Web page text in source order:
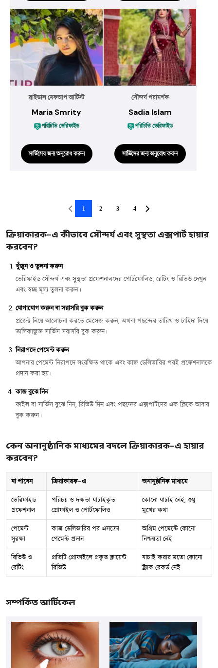
ব্রাইডাল মেকআপ আর্টিস্ট
Maria Smrity
পরিচিতি ভেরিফাইড
সার্ভিসের জন্য অনুরোধ করুন
সৌন্দর্য পরামর্শক
Sadia Islam
পরিচিতি ভেরিফাইড
সার্ভিসের জন্য অনুরোধ করুন
1 2 3 4
ক্রিয়াকারক-এ কীভাবে সৌন্দর্য এবং সুস্থতা এক্সপার্ট হায়ার
করবেন?
খুঁজুন ও তুলনা করুন
ভেরিফাইড সৌন্দর্য এবং সুস্থতা প্রফেশনালদের পোর্টফোলিও, রেটিং ও রিভিউ দেখুন
এবং স্বচ্ছ মূল্য তুলনা করুন।
যোগাযোগ করুন বা সরাসরি বুক করুন
প্রজেক্ট নিয়ে আলোচনা করতে মেসেজ করুন, অথবা পছন্দের তারিখ ও চাহিদা দিয়ে
তালিকাভুক্ত সার্ভিস সরাসরি বুক করুন।
নিরাপদে পেমেন্ট করুন
আপনার পেমেন্ট নিরাপদে সংরক্ষিত থাকে এবং কাজ ডেলিভারির পরই প্রফেশনালকে
প্রদান করা হয়।
কাজ বুঝে নিন
ফাইল বা সার্ভিস বুঝে নিন, রিভিউ দিন এবং পছন্দের এক্সপার্টদের এক ক্লিকে আবার
বুক করুন।
কেন অনানুষ্ঠানিক মাধ্যমের বদলে ক্রিয়াকারক-এ হায়ার
করবেন?
যা পাবেন ক্রিয়াকারক-এ অনানুষ্ঠানিক মাধ্যমে
ভেরিফাইড
প্রফেশনাল
পরিচয় ও দক্ষতা যাচাইকৃত
প্রোফাইল ও পোর্টফোলিও
কোনো যাচাই নেই, শুধু
মুখের কথা
পেমেন্ট
সুরক্ষা
কাজ ডেলিভারির পর এসক্রো
পেমেন্ট প্রদান
অগ্রিম পেমেন্টে কোনো
নিশ্চয়তা নেই
রিভিউ ও
রেটিং
প্রতিটি প্রোফাইলে প্রকৃত ক্লায়েন্ট
রিভিউ
যাচাই করার মতো কোনো
ট্র্যাক রেকর্ড নেই
সম্পর্কিত আর্টিকেল